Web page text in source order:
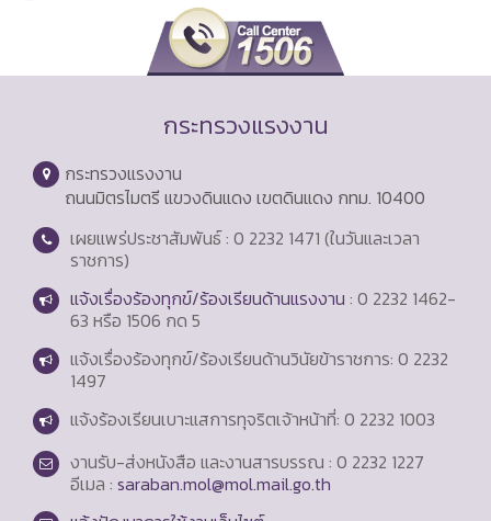
กระทรวงแรงงาน
กระทรวงแรงงาน
ถนนมิตรไมตรี แขวงดินแดง เขตดินแดง กทม. 10400
เผยแพร่ประชาสัมพันธ์ : 0 2232 1471 (ในวันและเวลา
ราชการ)
แจ้งเรื่องร้องทุกข์/ร้องเรียนด้านแรงงาน : 0 2232 1462-
63 หรือ 1506 กด 5
แจ้งเรื่องร้องทุกข์/ร้องเรียนด้านวินัยข้าราชการ: 0 2232
1497
แจ้งร้องเรียนเบาะแสการทุจริตเจ้าหน้าที่: 0 2232 1003
งานรับ-ส่งหนังสือ และงานสารบรรณ : 0 2232 1227
อีเมล : saraban.mol@mol.mail.go.th